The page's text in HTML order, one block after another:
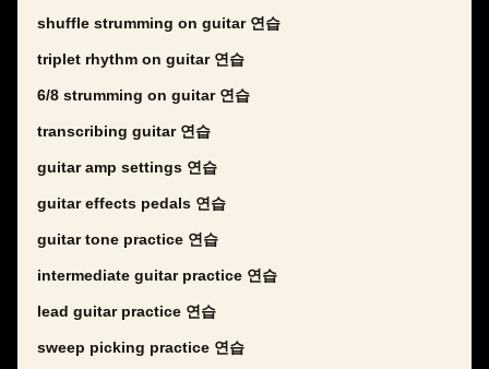
shuffle strumming on guitar 연습
triplet rhythm on guitar 연습
6/8 strumming on guitar 연습
transcribing guitar 연습
guitar amp settings 연습
guitar effects pedals 연습
guitar tone practice 연습
intermediate guitar practice 연습
lead guitar practice 연습
sweep picking practice 연습